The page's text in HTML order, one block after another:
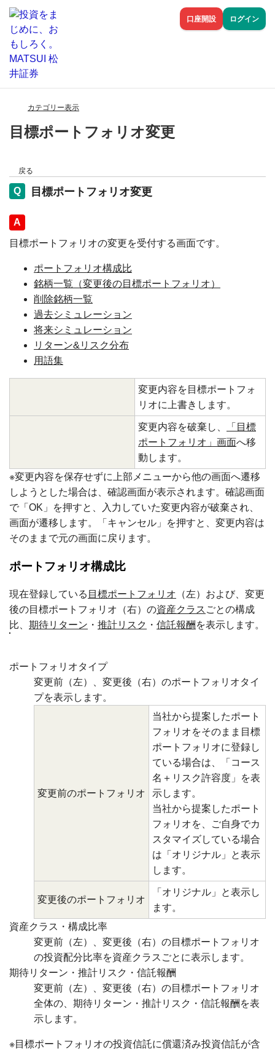
口座開設 ログイン
カテゴリー表示
目標ポートフォリオ変更
戻る
目標ポートフォリオ変更
回答
目標ポートフォリオの変更を受付する画面です。
ポートフォリオ構成比
銘柄一覧（変更後の目標ポートフォリオ）
削除銘柄一覧
過去シミュレーション
将来シミュレーション
リターン&リスク分布
用語集
変更内容を目標ポートフォ
リオに上書きします。
変更内容を破棄し、
「目標
ポートフォリオ」画面へ移
動します。
※変更内容を保存せずに上部メニューから他の画面へ遷移
しようとした場合は、確認画面が表示されます。確認画面
で「OK」を押すと、入力していた変更内容が破棄され、
画面が遷移します。「キャンセル」を押すと、変更内容は
そのままで元の画面に戻ります。
ポートフォリオ構成比
現在登録している 目標ポートフォリオ （左）および、変更
後の目標ポートフォリオ（右）の資産クラス ごとの構成
比、 期待リターン ・ 推計リスク ・ 信託報酬 を表示します。
ポートフォリオタイプ
変更前（左）、変更後（右）のポートフォリオタイ
プを表示します。
変更前のポートフォリオ
当社から提案したポート
フォリオをそのまま目標
ポートフォリオに登録し
ている場合は、「コース
名＋リスク許容度」を表
示します。
当社から提案したポート
フォリオを、ご自身でカ
スタマイズしている場合
は「オリジナル」と表示
します。
変更後のポートフォリオ
「オリジナル」と表示し
ます。
資産クラス・構成比率
変更前（左）、変更後（右）の目標ポートフォリオ
の投資配分比率を資産クラスごとに表示します。
期待リターン・推計リスク・信託報酬
変更前（左）、変更後（右）の目標ポートフォリオ
全体の、期待リターン・推計リスク・信託報酬を表
示します。
※目標ポートフォリオの投資信託に償還済み投資信託が含